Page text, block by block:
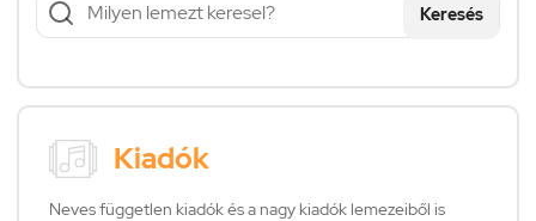
Keresés
Kiadók
Neves független kiadók és a nagy kiadók lemezeiből is